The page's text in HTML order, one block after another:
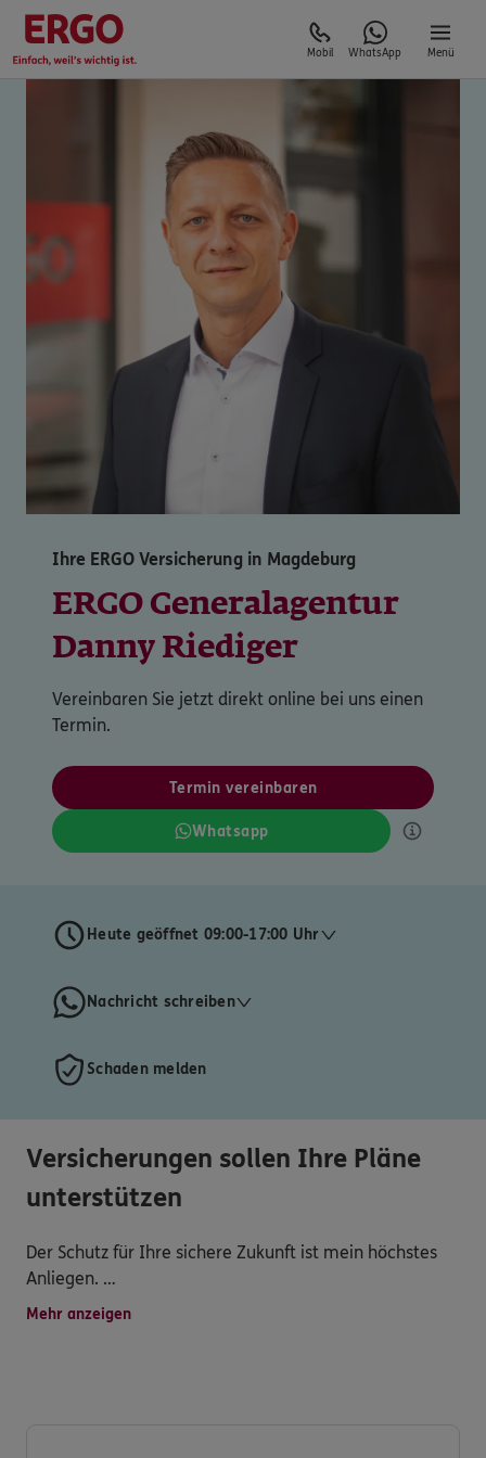
Mobil WhatsApp Menü
Ihre ERGO Versicherung in Magdeburg
ERGO Generalagentur
Danny Riediger
Vereinbaren Sie jetzt direkt online bei uns einen
Termin.
Termin vereinbaren
Whatsapp
Heute geöffnet 09:00-17:00 Uhr
Nachricht schreiben
Schaden melden
Versicherungen sollen Ihre Pläne
unterstützen
Der Schutz für Ihre sichere Zukunft ist mein höchstes
Anliegen.
Ich berate Sie fundiert zu allen
Mehr anzeigen